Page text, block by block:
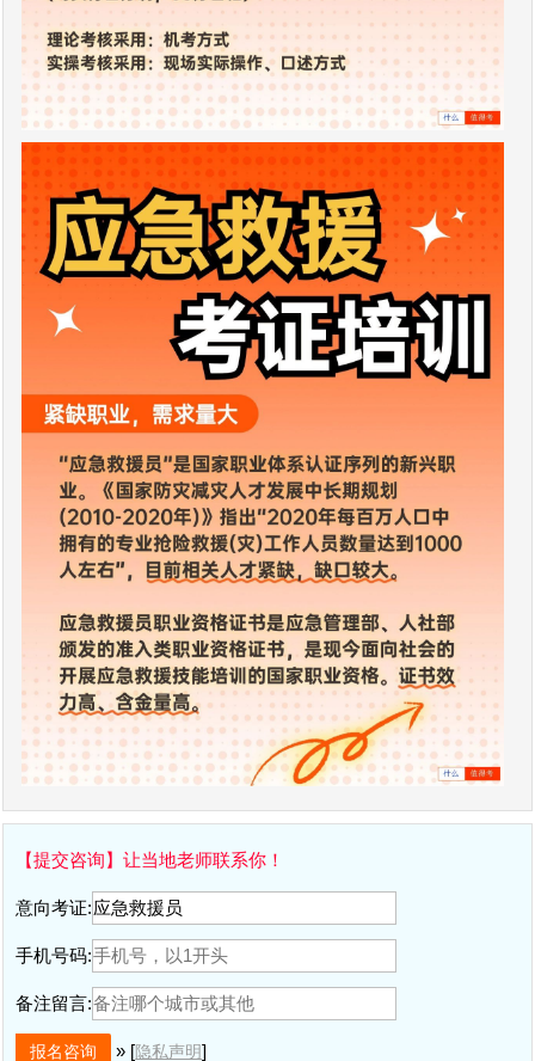
【提交咨询】让当地老师联系你！
意向考证:
手机号码:
备注留言:
» [隐私声明]